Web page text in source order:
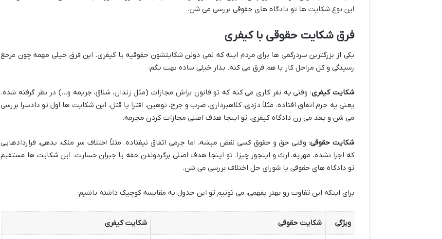
این نوع شکایت ها تو دادگاه های حقوقی بررسی می شن.
فرق شکایت حقوقی با کیفری
یکی از بزرگترین سردرگمی ها برای مردم اینه که نمی دونن شکایتشون حقوقیه یا کیفری. این فرق خیلی مهمه چون مرجع
رسیدگی و کل مراحل کار با هم فرق می کنه. بذار خیلی ساده بهت بگم:
شکایت کیفری: وقتی یه نفر کاری می کنه که تو قانون براش مجازات (مثل زندان، شلاق، جریمه و…) در نظر گرفته شده.
یعنی یه جرم اتفاق افتاده. مثلاً دزدی، کلاهبرداری، ضرب و جرح، توهین، افترا یا قتل. این شکایت ها اول تو دادسرا بررسی
می شن و بعد می رن دادگاه کیفری. تو اینجا هدف اصلی مجازات کردن مجرمه.
شکایت حقوقی: وقتی حق و حقوق کسی نقض میشه، اما جرمی اتفاق نیفتاده. مثلاً اختلاف سر ملک، بدهی، قراردادهایی
که اجرا نشده، مهریه، ارث و اینجور چیزا. تو اینجا هدف اصلی برگردوندن حقه یا جبران خسارت. این شکایت ها مستقیم
تو دادگاه های حقوقی یا شورای حل اختلاف بررسی می شن.
برای اینکه این تفاوت رو بهتر بفهمی، می تونیم تو این جدول یه مقایسه کوچیک داشته باشیم:
ویژگی شکایت حقوقی شکایت کیفری